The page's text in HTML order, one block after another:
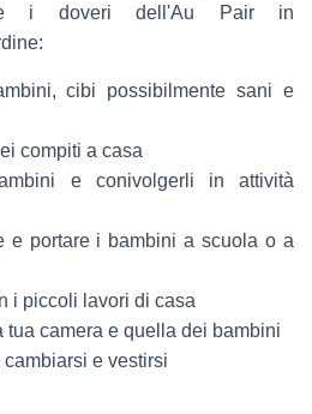
i doveri dell'Au Pair in
cibi possibilmente sani e
compiti a casa
e conivolgerli in attività
e portare i bambini a scuola o a
i piccoli lavori di casa
tua camera e quella dei bambini
e vestirsi